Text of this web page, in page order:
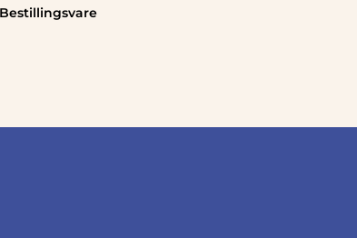
Bestillingsvare